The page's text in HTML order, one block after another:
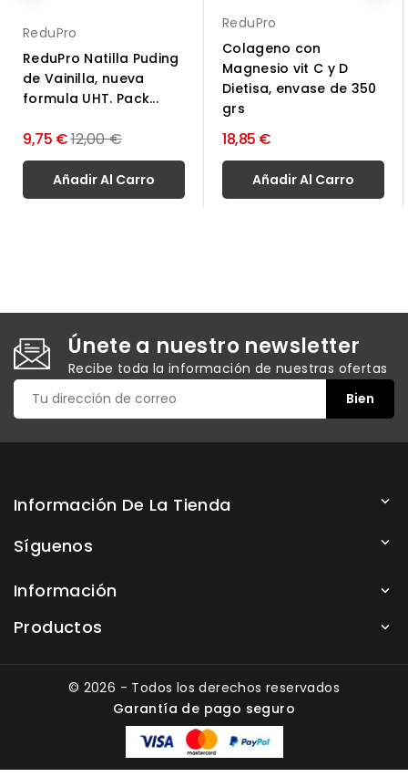
ReduPro
ReduPro Natilla Puding
de Vainilla, nueva
formula UHT. Pack...
9,75 €Precio
normal
12,00 €
Añadir Al Carro
ReduPro
Colageno con
Magnesio vit C y D
Dietisa, envase de 350
grs
18,85 €
Añadir Al Carro
Únete a nuestro newsletter
Recibe toda la información de nuestras ofertas
Información De La Tienda 
Síguenos 
Información 
Productos 
© 2026 - Todos los derechos reservados
Garantía de pago seguro